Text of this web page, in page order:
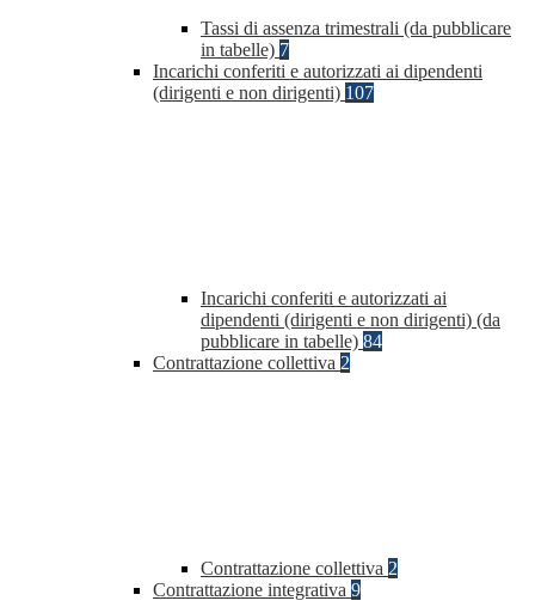
Tassi di assenza trimestrali (da pubblicare
in tabelle) 7
Incarichi conferiti e autorizzati ai dipendenti
(dirigenti e non dirigenti) 107
Incarichi conferiti e autorizzati ai
dipendenti (dirigenti e non dirigenti) (da
pubblicare in tabelle) 84
Contrattazione collettiva 2
Contrattazione collettiva 2
Contrattazione integrativa 9